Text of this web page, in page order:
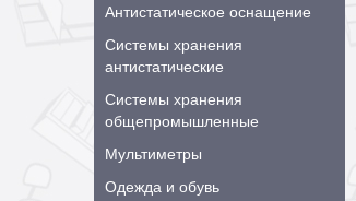
Антистатическое оснащение
Системы хранения
антистатические
Системы хранения
общепромышленные
Мультиметры
Одежда и обувь